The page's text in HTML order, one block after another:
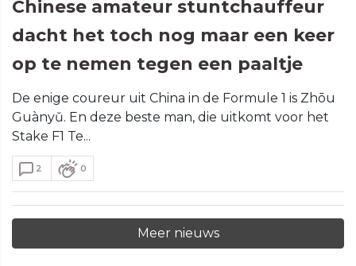
Chinese amateur stuntchauffeur
dacht het toch nog maar een keer
op te nemen tegen een paaltje
De enige coureur uit China in de Formule 1 is Zhōu
Guànyǔ. En deze beste man, die uitkomt voor het
Stake F1 Te...
2 0
Meer nieuws